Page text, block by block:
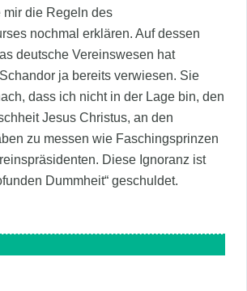
mir die Regeln des
nochmal erklären. Auf dessen
deutsche Vereinswesen hat
ja bereits verwiesen. Sie
dass ich nicht in der Lage bin, den
Jesus Christus, an den
zu messen wie Faschingsprinzen
Diese Ignoranz ist
Dummheit“ geschuldet.